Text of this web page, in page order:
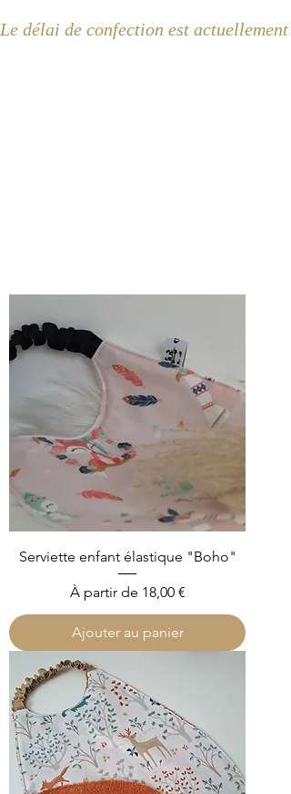
Le délai de confection est
Serviette enfant élastique "Boho"
À partir de 18,00 €
Prix promotionnel
Ajouter au panier